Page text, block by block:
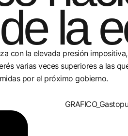
la
con la elevada presión
varias veces superiores a las
por el próximo gobierno.